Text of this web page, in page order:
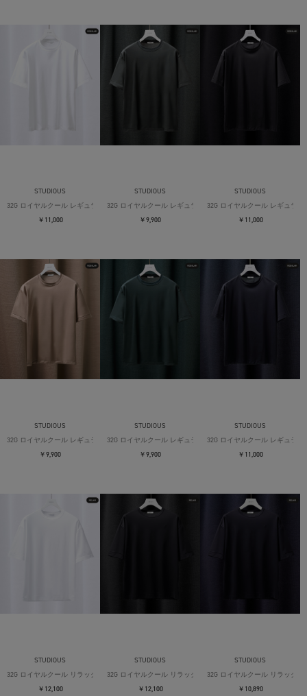
STUDIOUS
32G ロイヤルクール レギュラーTシャツ
￥11,000
STUDIOUS
32G ロイヤルクール レギュラーTシャツ
￥9,900
STUDIOUS
32G ロイヤルクール レギュラー
￥11,000
STUDIOUS
32G ロイヤルクール レギュラーTシャツ
￥9,900
STUDIOUS
32G ロイヤルクール レギュラーTシャツ
￥9,900
STUDIOUS
32G ロイヤルクール レギュラー
￥11,000
STUDIOUS
32G ロイヤルクール リラックスTシャツ
￥12,100
STUDIOUS
32G ロイヤルクール リラックスTシャツ
￥12,100
STUDIOUS
32G ロイヤルクール リラックス
￥10,890